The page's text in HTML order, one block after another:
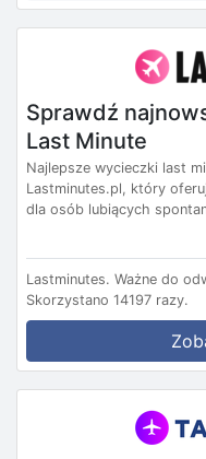
Sprawdź
Last Minute
Najlepsze wycieczki last
Lastminutes.pl, który
dla osób lubiących
Lastminutes. Ważne do
Skorzystano 14197 razy.